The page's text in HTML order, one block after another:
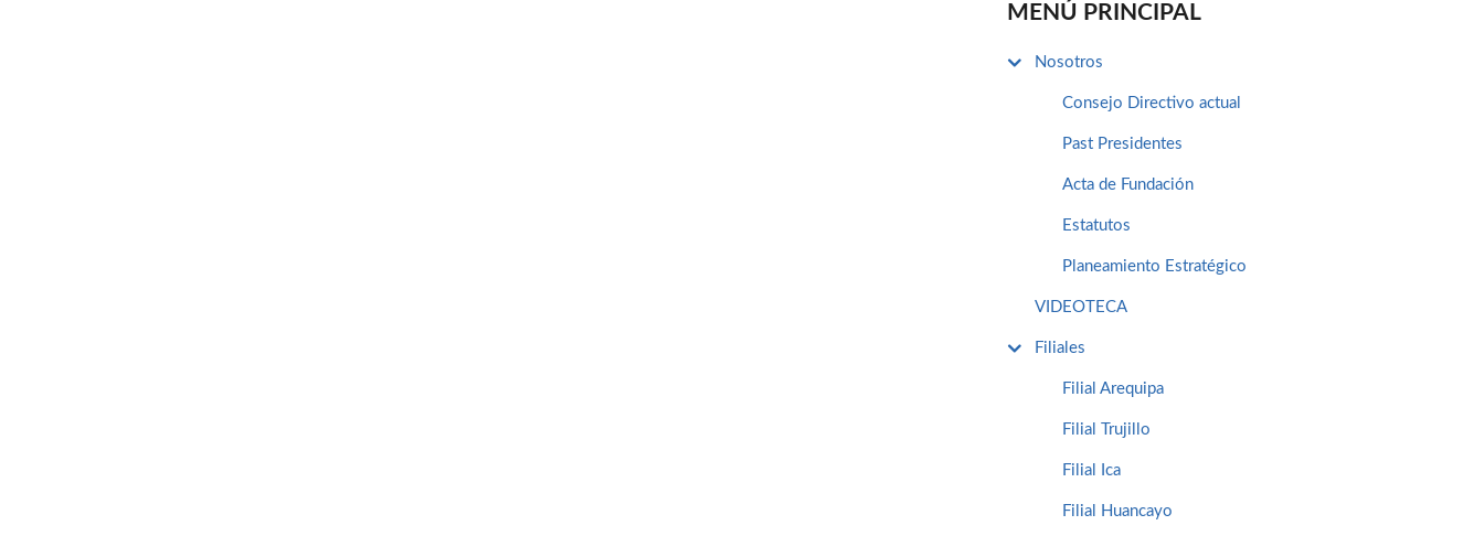
MENÚ PRINCIPAL
Nosotros
Consejo Directivo actual
Past Presidentes
Acta de Fundación
Estatutos
Planeamiento Estratégico
VIDEOTECA
Filiales
Filial Arequipa
Filial Trujillo
Filial Ica
Filial Huancayo